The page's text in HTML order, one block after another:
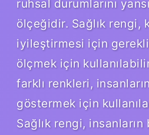
ruhsal durumlarını
ölçeğidir. Sağlık rengi,
iyileştirmesi için
ölçmek için
farklı renkleri,
göstermek için
Sağlık rengi, insanların